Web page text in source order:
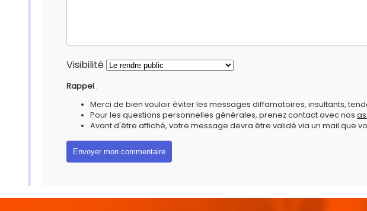
Visibilité
Rappel :
Merci de bien vouloir éviter les messages diffamatoires, insultants,
Pour les questions personnelles générales, prenez contact avec nos
Avant d'être affiché, votre message devra être validé via un mail que